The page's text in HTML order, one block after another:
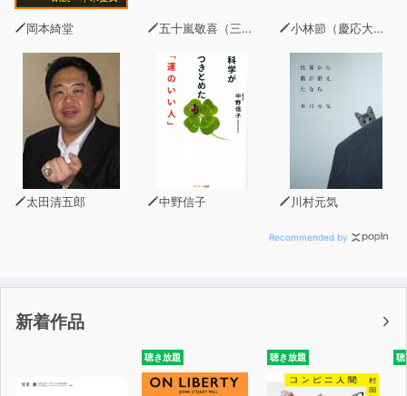
岡本綺堂 五十嵐敬喜（三菱UFJリサーチ＆コンサルティング執行役員調査本部長） 小林節（慶応大学法学部教授・弁護士）
太田清五郎 中野信子 川村元気
Recommended by
新着作品
聴き放題 聴き放題 聴